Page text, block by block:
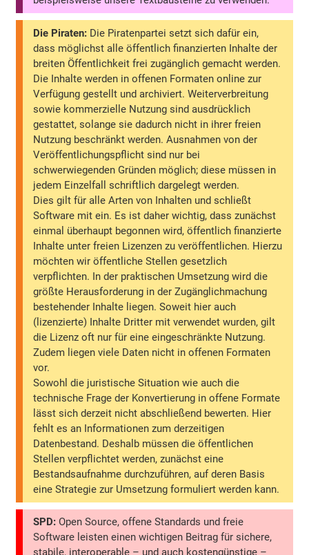
Die Piraten: Die Piratenpartei setzt sich dafür ein,
dass möglichst alle öffentlich finanzierten Inhalte der
breiten Öffentlichkeit frei zugänglich gemacht werden.
Die Inhalte werden in offenen Formaten online zur
Verfügung gestellt und archiviert. Weiterverbreitung
sowie kommerzielle Nutzung sind ausdrücklich
gestattet, solange sie dadurch nicht in ihrer freien
Nutzung beschränkt werden. Ausnahmen von der
Veröffentlichungspflicht sind nur bei
schwerwiegenden Gründen möglich; diese müssen in
jedem Einzelfall schriftlich dargelegt werden.
Dies gilt für alle Arten von Inhalten und schließt
Software mit ein. Es ist daher wichtig, dass zunächst
einmal überhaupt begonnen wird, öffentlich finanzierte
Inhalte unter freien Lizenzen zu veröffentlichen. Hierzu
möchten wir öffentliche Stellen gesetzlich
verpflichten. In der praktischen Umsetzung wird die
größte Herausforderung in der Zugänglichmachung
bestehender Inhalte liegen. Soweit hier auch
(lizenzierte) Inhalte Dritter mit verwendet wurden, gilt
die Lizenz oft nur für eine eingeschränkte Nutzung.
Zudem liegen viele Daten nicht in offenen Formaten
vor.
Sowohl die juristische Situation wie auch die
technische Frage der Konvertierung in offene Formate
lässt sich derzeit nicht abschließend bewerten. Hier
fehlt es an Informationen zum derzeitigen
Datenbestand. Deshalb müssen die öffentlichen
Stellen verpflichtet werden, zunächst eine
Bestandsaufnahme durchzuführen, auf deren Basis
eine Strategie zur Umsetzung formuliert werden kann.
SPD: Open Source, offene Standards und freie
Software leisten einen wichtigen Beitrag für sichere,
stabile, interoperable – und auch kostengünstige –